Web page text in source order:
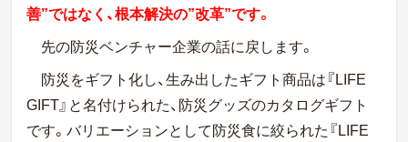
善”ではなく、根本解決の”改革”です。
先の防災ベンチャー企業の話に戻します。
防災をギフト化し、生み出したギフト商品は『LIFE
GIFT』と名付けられた、防災グッズのカタログギフト
です。バリエーションとして防災食に絞られた『LIFE